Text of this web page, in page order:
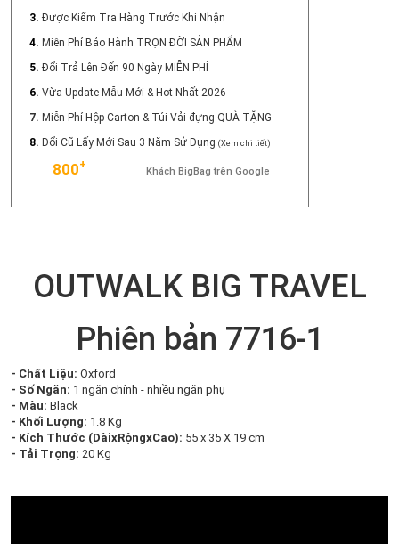
3. Được Kiểm Tra Hàng Trước Khi Nhận
4. Miễn Phí Bảo Hành TRỌN ĐỜI SẢN PHẨM
5. Đổi Trả Lên Đến 90 Ngày MIỄN PHÍ
6. Vừa Update Mẫu Mới & Hot Nhất 2026
7. Miễn Phí Hộp Carton & Túi Vải đựng QUÀ TẶNG
8. Đổi Cũ Lấy Mới Sau 3 Năm Sử Dụng (Xem chi tiết)
800+ Khách BigBag trên Google
OUTWALK BIG TRAVEL
Phiên bản 7716-1
- Chất Liệu: Oxford
- Số Ngăn: 1 ngăn chính - nhiều ngăn phụ
- Màu: Black
- Khối Lượng: 1.8 Kg
- Kích Thước (DàixRộngxCao): 55 x 35 X 19 cm
- Tải Trọng: 20 Kg